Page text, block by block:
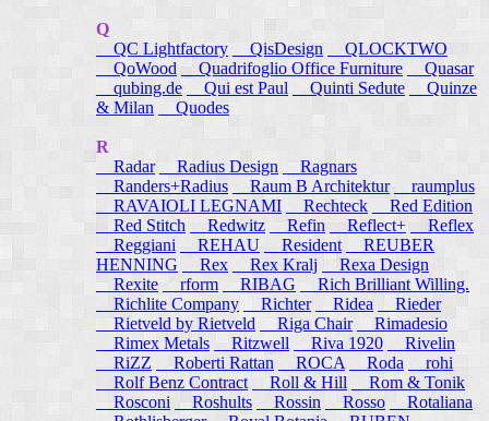
Q
QC Lightfactory
QisDesign
QLOCKTWO
QoWood Quadrifoglio Office Furniture
Quasar
qubing.de
Qui est Paul Quinti Sedute
Quinze
& Milan
Quodes
R
Radar
Radius Design
Ragnars
Randers+Radius
Raum B Architektur raumplus
RAVAIOLI LEGNAMI
Rechteck
Red Edition
Red Stitch
Redwitz Refin Reflect+
Reflex
Reggiani
REHAU Resident
REUBER
HENNING
Rex Rex Kralj
Rexa Design
Rexite
rform RIBAG
Rich Brilliant Willing.
Richlite Company
Richter Ridea
Rieder
Rietveld by Rietveld
Riga Chair
Rimadesio
Rimex Metals
Ritzwell Riva 1920
Rivelin
RiZZ
Roberti Rattan ROCA Roda
rohi
Rolf Benz Contract
Roll & Hill
Rom & Tonik
Rosconi Roshults Rossin Rosso
Rotaliana